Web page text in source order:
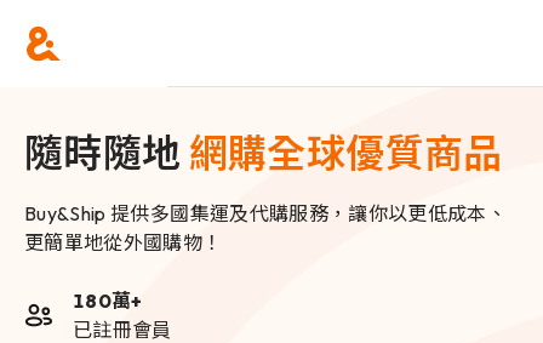
隨時隨地 網購全球優質商品
Buy&Ship 提供多國集運及代購服務，讓你以更低成本、
更簡單地從外國購物！
180萬+
已註冊會員